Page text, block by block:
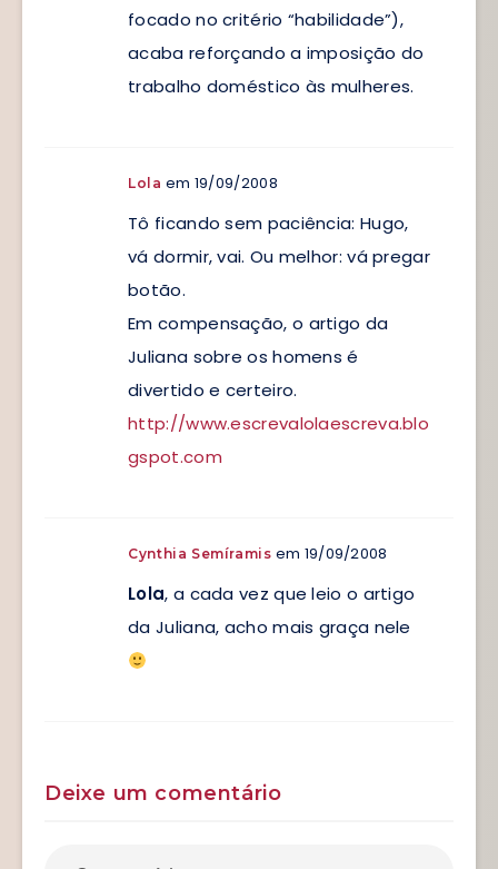
focado no critério “habilidade”),
acaba reforçando a imposição do
trabalho doméstico às mulheres.
Lola em 19/09/2008
Tô ficando sem paciência: Hugo,
vá dormir, vai. Ou melhor: vá pregar
botão.
Em compensação, o artigo da
Juliana sobre os homens é
divertido e certeiro.
http://www.escrevalolaescreva.blo
gspot.com
Cynthia Semíramis em 19/09/2008
Lola, a cada vez que leio o artigo
da Juliana, acho mais graça nele
Deixe um comentário